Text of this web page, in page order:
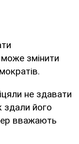
змінити
не здавати
здали його
вважають